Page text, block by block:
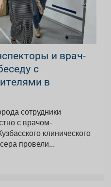
и врач-
с
в
сотрудники
с врачом-
клинического
провели...